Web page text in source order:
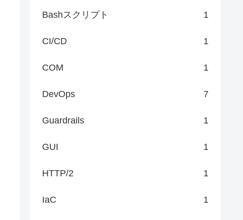
Bashスクリプト 1
CI/CD 1
COM 1
DevOps 7
Guardrails 1
GUI 1
HTTP/2 1
IaC 1